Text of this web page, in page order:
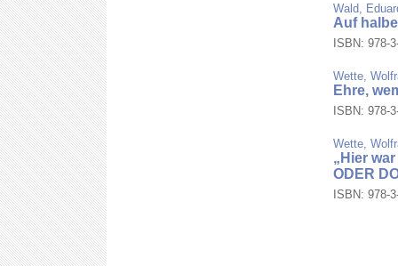
Wald,
Auf
ISBN: 978-
Wette,
Ehre,
ISBN: 978-
Wette,
„Hier
ODER
ISBN: 978-